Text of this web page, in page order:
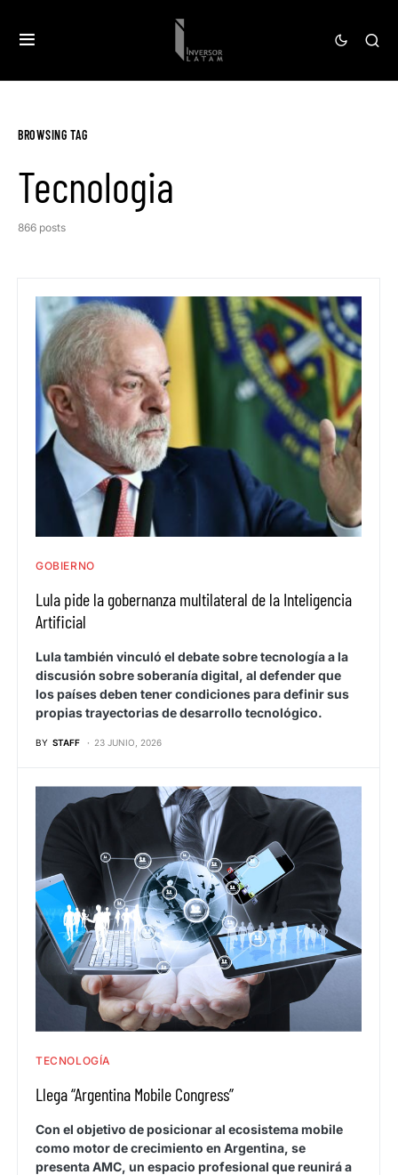
BROWSING TAG
Tecnologia
866 posts
GOBIERNO
Lula pide la gobernanza multilateral de la Inteligencia
Artificial
Lula también vinculó el debate sobre tecnología a la
discusión sobre soberanía digital, al defender que
los países deben tener condiciones para definir sus
propias trayectorias de desarrollo tecnológico.
BY STAFF 23 JUNIO, 2026
TECNOLOGÍA
Llega “Argentina Mobile Congress”
Con el objetivo de posicionar al ecosistema mobile
como motor de crecimiento en Argentina, se
presenta AMC, un espacio profesional que reunirá a